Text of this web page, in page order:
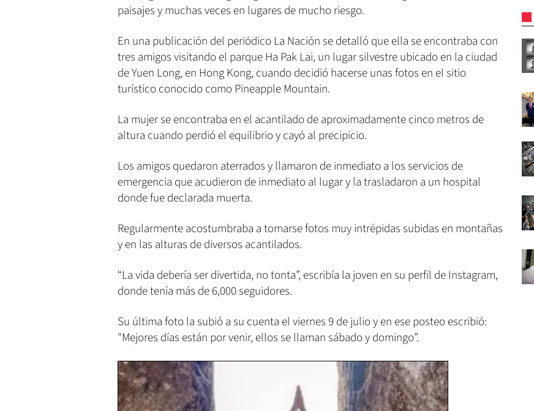
paisajes y muchas veces en lugares de mucho riesgo.
En una publicación del periódico La Nación se detalló que ella se encontraba con
tres amigos visitando el parque Ha Pak Lai, un lugar silvestre ubicado en la ciudad
de Yuen Long, en Hong Kong, cuando decidió hacerse unas fotos en el sitio
turístico conocido como Pineapple Mountain.
La mujer se encontraba en el acantilado de aproximadamente cinco metros de
altura cuando perdió el equilibrio y cayó al precipicio.
Los amigos quedaron aterrados y llamaron de inmediato a los servicios de
emergencia que acudieron de inmediato al lugar y la trasladaron a un hospital
donde fue declarada muerta.
Regularmente acostumbraba a tomarse fotos muy intrépidas subidas en montañas
y en las alturas de diversos acantilados.
“La vida debería ser divertida, no tonta”, escribía la joven en su perfil de Instagram,
donde tenía más de 6,000 seguidores.
Su última foto la subió a su cuenta el viernes 9 de julio y en ese posteo escribió:
"Mejores días están por venir, ellos se llaman sábado y domingo”.